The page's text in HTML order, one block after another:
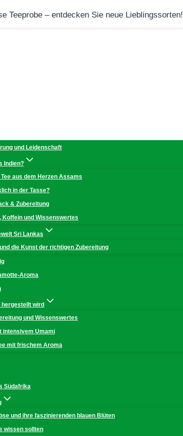
Teeprobe – entdecken Sie neue Lieblingssorten!
und Leidenschaft
Indien?
aus dem Herzen Assams
in der Tasse?
& Zubereitung
Koffein und Wissenswertes
Sri Lankas
die Kunst der richtigen Zubereitung
Aroma
wird
und Wissenswertes
intensivem Umami
mit frischem Aroma
Südafrika
und ihre faszinierenden blauen Blüten
wissen sollten